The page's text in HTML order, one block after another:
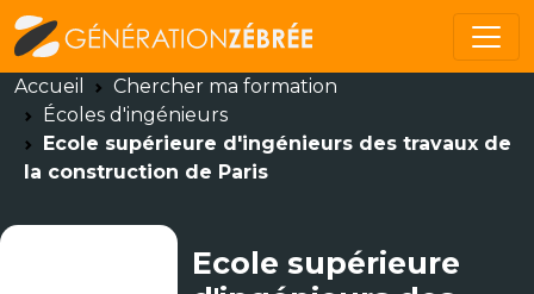
Accueil
Chercher ma formation
Écoles d'ingénieurs
Ecole supérieure d'ingénieurs des travaux de
la construction de Paris
Ecole supérieure